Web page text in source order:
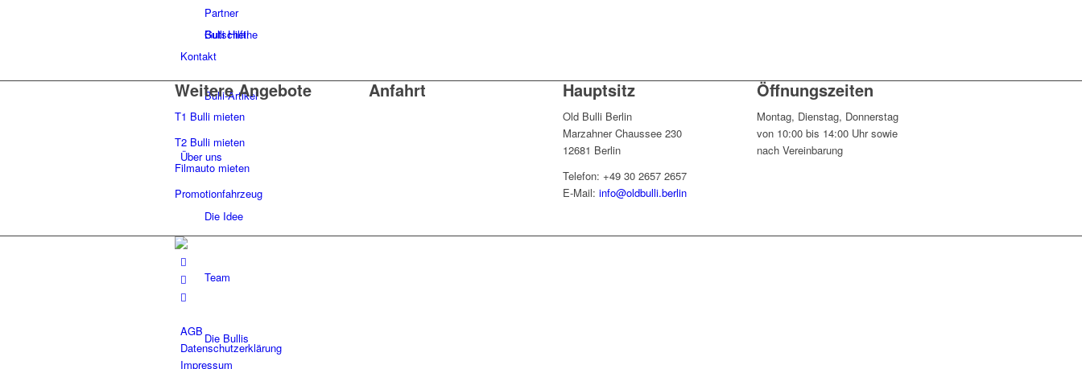
Gutscheine
Bulli-Artikel
Über uns
Die Idee
Team
Die Bullis
Partner
Bulli Hilft!
Kontakt
Weitere Angebote
T1 Bulli mieten
T2 Bulli mieten
Filmauto mieten
Promotionfahrzeug
Anfahrt Hauptsitz
Old Bulli Berlin
Marzahner Chaussee 230
12681 Berlin
Telefon: +49 30 2657 2657
E-Mail:info@oldbulli.berlin
Öffnungszeiten
Montag, Dienstag, Donnerstag
von 10:00 bis 14:00 Uhr sowie
nach Vereinbarung
AGB
Datenschutzerklärung
Impressum